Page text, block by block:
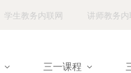
学生教务内联网 讲师教务
三一课程